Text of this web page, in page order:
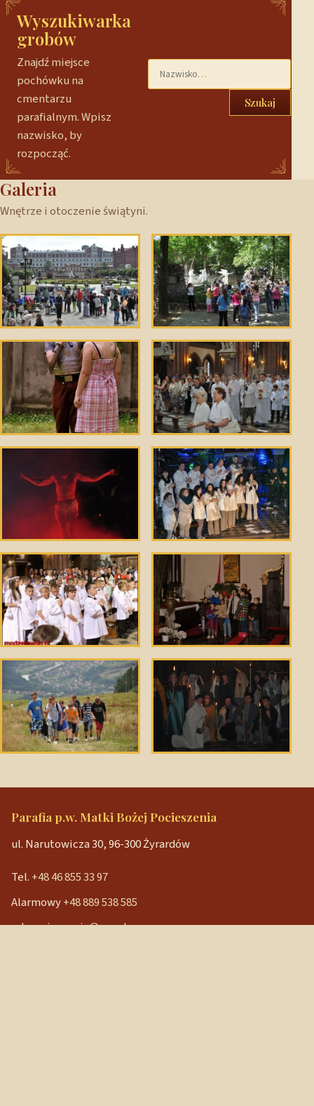
Wyszukiwarka
grobów
Znajdź miejsce
pochówku na
cmentarzu
parafialnym. Wpisz
nazwisko, by
rozpocząć.
Szukaj
Galeria
Wnętrze i otoczenie świątyni.
Parafia p.w. Matki Bożej Pocieszenia
ul. Narutowicza 30, 96-300 Żyrardów
Tel. +48 46 855 33 97
Alarmowy+48 889 538 585
mbpocieszenia@wp.pl